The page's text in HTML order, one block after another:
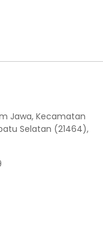
Jawa, Kecamatan
Selatan (21464),